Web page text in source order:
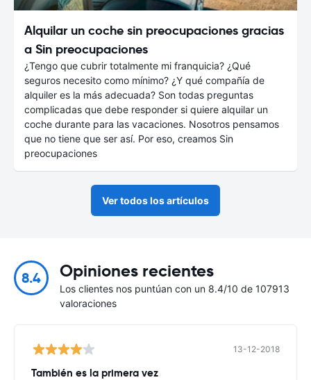
Alquilar un coche sin preocupaciones gracias
a Sin preocupaciones
¿Tengo que cubrir totalmente mi franquicia? ¿Qué
seguros necesito como mínimo? ¿Y qué compañía de
alquiler es la más adecuada? Son todas preguntas
complicadas que debe responder si quiere alquilar un
coche durante para las vacaciones. Nosotros pensamos
que no tiene que ser así. Por eso, creamos Sin
preocupaciones
Ver todos los artículos
8.4 Opiniones recientes
Los clientes nos puntúan con un 8.4/10 de 107913
valoraciones
13-12-2018
También es la primera vez